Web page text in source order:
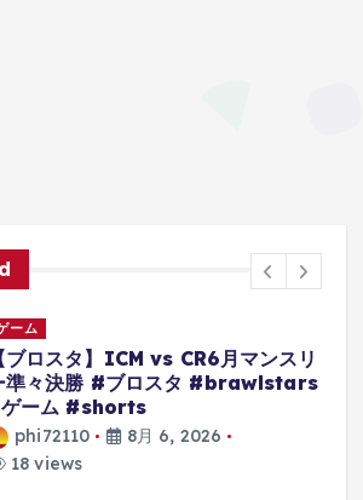
ーム
クレーンゲーム】超デカ箱
のティーチは落とせる‼︎他
もモンキーDルフィーやキルア・ナ
トもやってくぞ 【ワンピース】
黒ひげ】【クレゲ】 【クレーンゲ
ム倉庫熊谷店】